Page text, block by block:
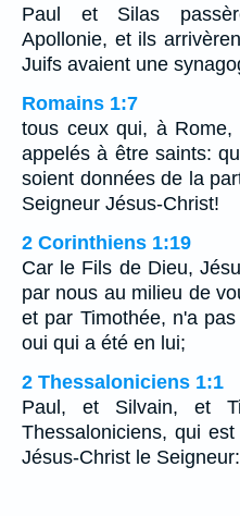
Paul et Silas
Apollonie, et ils
Juifs avaient une
Romains 1:7
tous ceux qui, à Rome,
appelés à être saints:
soient données de la
Seigneur Jésus-Christ!
2 Corinthiens 1:19
Car le Fils de Dieu,
par nous au milieu de
et par Timothée, n'a
oui qui a été en lui;
2 Thessaloniciens 1:1
Paul, et Silvain, et
Thessaloniciens, qui
Jésus-Christ le Seigneur: